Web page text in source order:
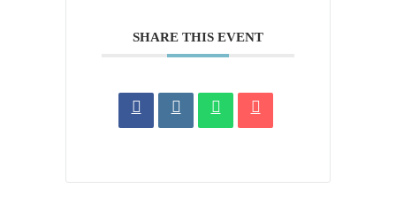
SHARE THIS EVENT